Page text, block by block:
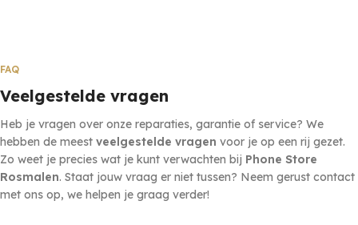
FAQ
Veelgestelde vragen
Heb je vragen over onze reparaties, garantie of service? We
hebben de meest veelgestelde vragen voor je op een rij gezet.
Zo weet je precies wat je kunt verwachten bij Phone Store
Rosmalen. Staat jouw vraag er niet tussen? Neem gerust contact
met ons op, we helpen je graag verder!